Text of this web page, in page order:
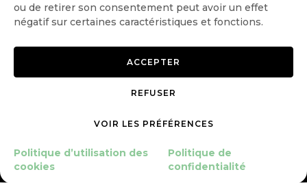
ou de retirer son consentement peut avoir un effet
négatif sur certaines caractéristiques et fonctions.
ACCEPTER
REFUSER
VOIR LES PRÉFÉRENCES
Politique d’utilisation des
cookies
Politique de
confidentialité
OK
Politique de confidentialité
Gérer le consentement